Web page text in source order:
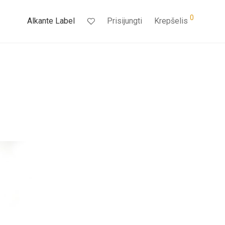
Alkante Label Prisijungti Krepšelis 0